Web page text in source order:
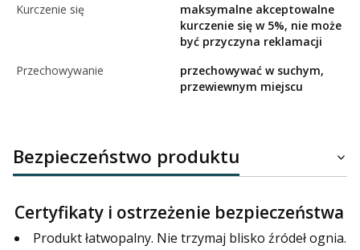
Kurczenie się
maksymalne akceptowalne
kurczenie się w 5%, nie może
być przyczyna reklamacji
Przechowywanie
przechowywać w suchym,
przewiewnym miejscu
Bezpieczeństwo produktu
Certyfikaty i ostrzeżenie bezpieczeństwa
Produkt łatwopalny. Nie trzymaj blisko źródeł ognia.